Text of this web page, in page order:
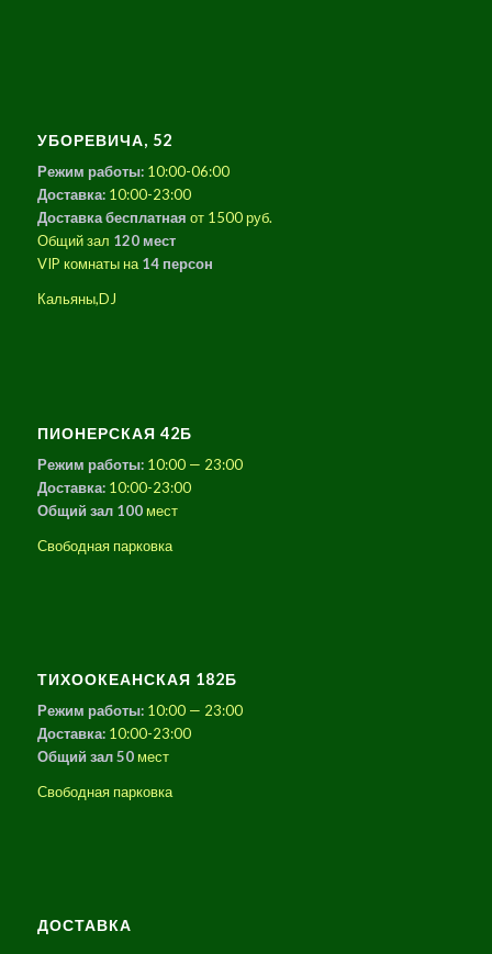
УБОРЕВИЧА, 52
Режим работы:10:00-06:00
Доставка:10:00-23:00
Доставка бесплатная от 1500 руб.
Общий зал 120 мест
VIP комнаты на14 персон
Кальяны,DJ
ПИОНЕРСКАЯ 42Б
Режим работы:10:00 — 23:00
Доставка:10:00-23:00
Общий зал 100мест
Свободная парковка
ТИХООКЕАНСКАЯ 182Б
Режим работы:10:00 — 23:00
Доставка:10:00-23:00
Общий зал 50мест
Свободная парковка
ДОСТАВКА